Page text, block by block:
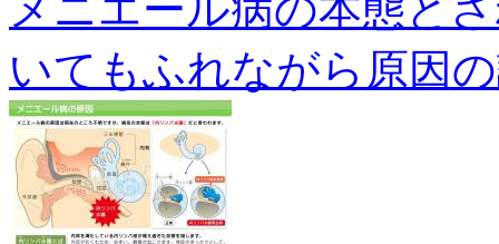
いてもふれながら原因